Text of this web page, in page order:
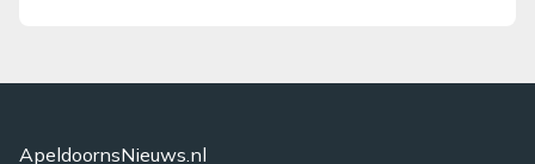
ApeldoornsNieuws.nl